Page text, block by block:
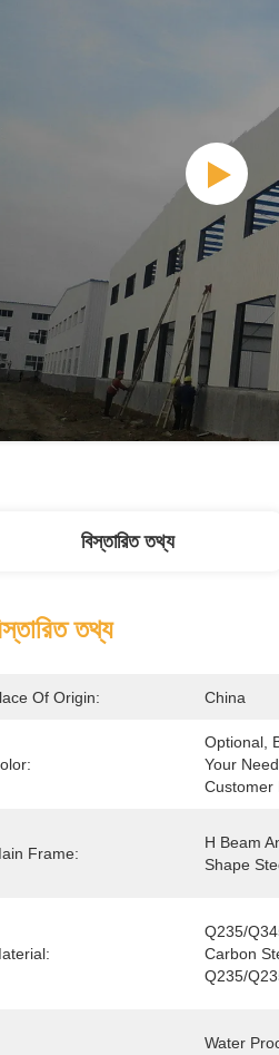
বিস্তারিত তথ্য
তথ্য
Of Origin: China
Optional,
Your
Customer
Frame:
H Beam
Shape
Q235/
Carbon
Q235/
Water